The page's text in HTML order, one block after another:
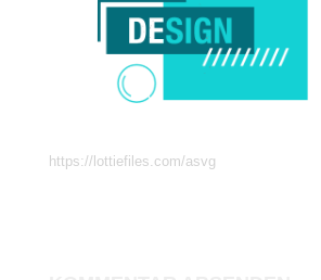
https://lottiefiles.com/asvg